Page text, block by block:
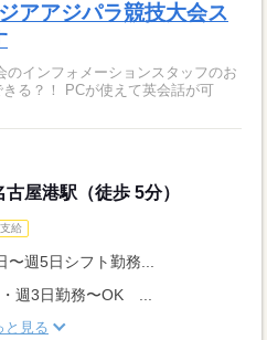
アアジパラ競技大会ス
のインフォメーションスタッフのお
る？！ PCが使えて英会話が可
屋港駅（徒歩 5分）
給
〜週5日シフト勤務...
週3日勤務〜OK ...
と見る